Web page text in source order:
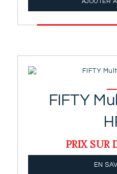
FIFTY
PRIX SUR
EN